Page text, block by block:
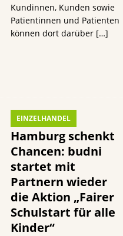
Kundinnen, Kunden sowie
Patientinnen und Patienten
können dort darüber […]
EINZELHANDEL
Hamburg schenkt
Chancen: budni
startet mit
Partnern wieder
die Aktion „Fairer
Schulstart für alle
Kinder“